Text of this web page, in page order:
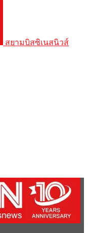
สยามบิสซิเนสนิวส์